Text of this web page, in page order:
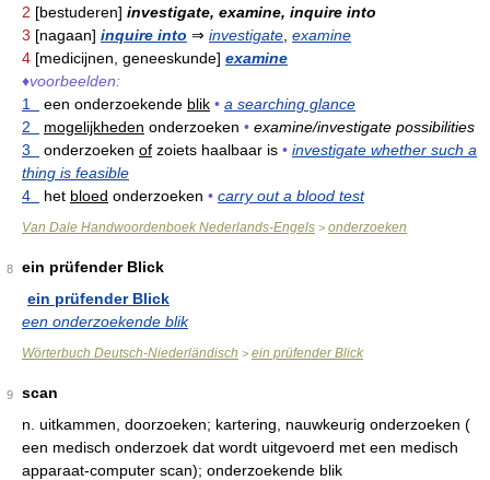
2 [bestuderen] investigate, examine, inquire into
3 [nagaan] inquire into ⇒ investigate examine
4 [medicijnen, geneeskunde] examine
♦voorbeelden:
1
een onderzoekende blik • a searching glance
2
mogelijkheden onderzoeken • examine/investigate possibilities
3
onderzoeken of zoiets haalbaar is • investigate whether such a
thing is feasible
4
het bloed onderzoeken • carry out a blood test
Van Dale Handwoordenboek Nederlands-Engels > onderzoeken
8
ein prüfender Blick
ein prüfender Blick
een onderzoekende blik
Wörterbuch Deutsch-Niederländisch > ein prüfender Blick
9
scan
n. uitkammen, doorzoeken; kartering, nauwkeurig onderzoeken (
een medisch onderzoek dat wordt uitgevoerd met een medisch
apparaat-computer scan); onderzoekende blik